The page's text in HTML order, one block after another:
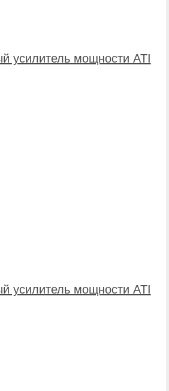
усилитель мощности ATI
усилитель мощности ATI